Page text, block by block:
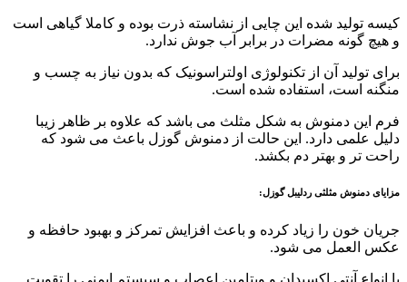
کیسه تولید شده این چایی از نشاسته ذرت بوده و کاملا گیاهی است
و هیچ گونه مضرات در برابر آب جوش ندارد.
برای تولید آن از تکنولوژی اولتراسونیک که بدون نیاز به چسب و
منگنه است، استفاده شده است.
فرم این دمنوش به شکل مثلث می باشد که علاوه بر ظاهر زیبا
دلیل علمی دارد. این حالت از دمنوش گوزل باعث می شود که
راحت تر و بهتر دم بکشد.
مزایای دمنوش مثلثی ردلیبل گوزل:
جریان خون را زیاد کرده و باعث افزایش تمرکز و بهبود حافظه و
عکس العمل می شود.
با انواع آنتی اکسیدان و ویتامین اعصاب و سیستم ایمنی را تقویت